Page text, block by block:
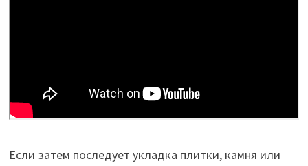
Если затем последует укладка плитки, камня или